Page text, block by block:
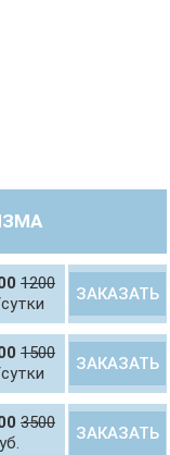
1200
ЗАКАЗАТЬ
1500
ЗАКАЗАТЬ
3500
ЗАКАЗАТЬ